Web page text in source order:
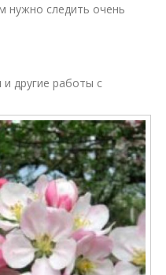
нужно следить очень
другие работы с